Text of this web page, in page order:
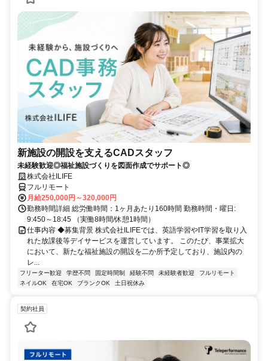
新施設の開設を支えるCADスタッフ
未経験歓迎◎福祉施設づくりを図面作成でサポート◎
株式会社ILIFE
フルリモート
月給250,000円～320,000円
勤務時間詳細 総労働時間：1ヶ月あたり160時間 勤務時間・曜日:
9:450～18:45 （実働8時間/休憩1時間）
仕事内容 ◆募集背景 株式会社ILIFEでは、英語学習やIT学習を取り入
れた放課後等デイサービスを運営しています。 このたび、事業拡大
において、新たな福祉施設の開設を二か所予定しており、施設内の
レ...
フリーター歓迎 学歴不問 固定時間制 経験不問 未経験者歓迎
フルリモート
ネイルOK
在宅OK ブランクOK 土日祝休み
契約社員